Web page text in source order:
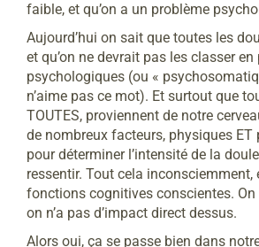
faible, et qu’on a un problème
Aujourd’hui on sait que toutes les
et qu’on ne devrait pas les classer
psychologiques (ou «
n’aime pas ce mot). Et surtout que
TOUTES, proviennent de notre
de nombreux facteurs, physiques ET
pour déterminer l’intensité de la
ressentir. Tout cela inconsciemment,
fonctions cognitives conscientes.
on n’a pas d’impact direct dessus.
Alors oui, ça se passe bien dans